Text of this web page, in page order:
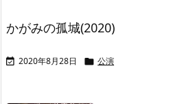
かがみの孤城(2020)
 2020年8月28日  公演